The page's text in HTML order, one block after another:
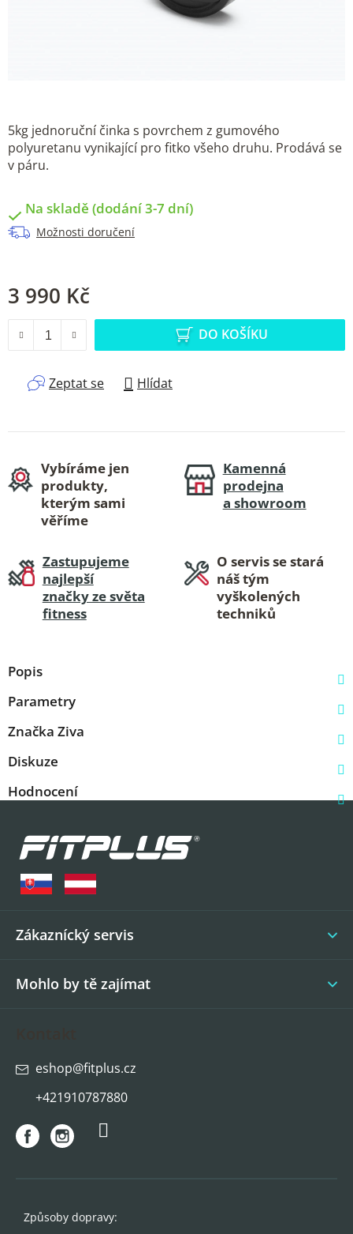
5kg jednoruční činka s povrchem z gumového
polyuretanu vynikající pro fitko všeho druhu. Prodává se
v páru.
Na skladě (dodání 3-7 dní)
Možnosti doručení
3 990 Kč
DO KOŠÍKU
Zeptat se Hlídat
Vybíráme jen
produkty,
kterým sami
věříme
Kamenná
prodejna
a showroom
Zastupujeme
najlepší
značky ze světa
fitness
O servis se stará
náš tým
vyškolených
techniků
Popis
Parametry
Značka Ziva
Diskuze
Hodnocení
Zákaznícký servis
Mohlo by tě zajímat
eshop@fitplus.cz
+421910787880
Způsoby dopravy: